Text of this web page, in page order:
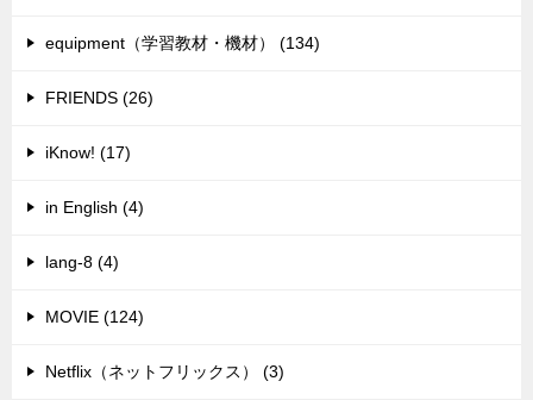
equipment（学習教材・機材） (134)
FRIENDS (26)
iKnow! (17)
in English (4)
lang-8 (4)
MOVIE (124)
Netflix（ネットフリックス） (3)